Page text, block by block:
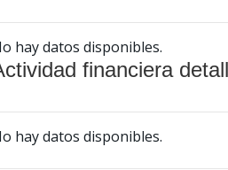
hay datos disponibles.
financiera
hay datos disponibles.